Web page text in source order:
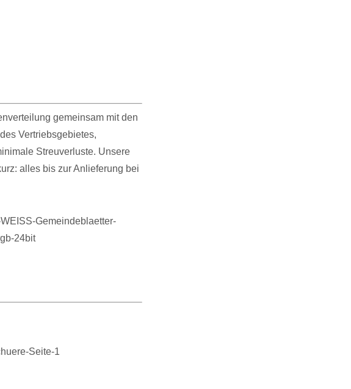
gemeinsam mit den
Vertriebsgebietes,
Streuverluste. Unsere
alles bis zur Anlieferung bei